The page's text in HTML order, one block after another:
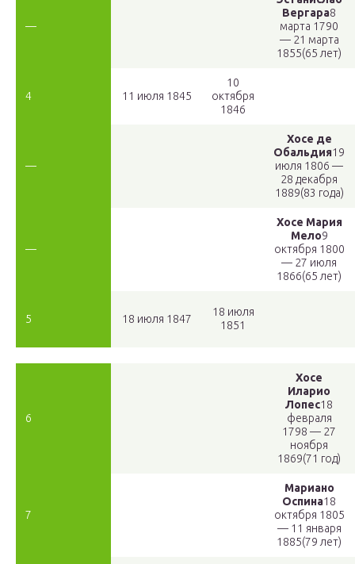
—
Вергара8
марта 1790
— 21 марта
1855(65 лет)
4 11 июля 1845
10
октября
1846
—
Хосе де
Обальдия19
июля 1806 —
28 декабря
1889(83 года)
—
Хосе Мария
Мело9
октября 1800
— 27 июля
1866(65 лет)
5 18 июля 1847
18 июля
1851
6
Хосе
Иларио
Лопес18
февраля
1798 — 27
ноября
1869(71 год)
7
Мариано
Оспина18
октября 1805
— 11 января
1885(79 лет)